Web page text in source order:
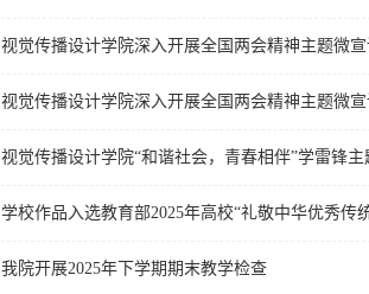
视觉传播设计学院深入开展全国两会精神主题微
视觉传播设计学院深入开展全国两会精神主题微
视觉传播设计学院“和谐社会，青春相伴”学雷锋
学校作品入选教育部2025年高校“礼敬中华优秀传
我院开展2025年下学期期末教学检查